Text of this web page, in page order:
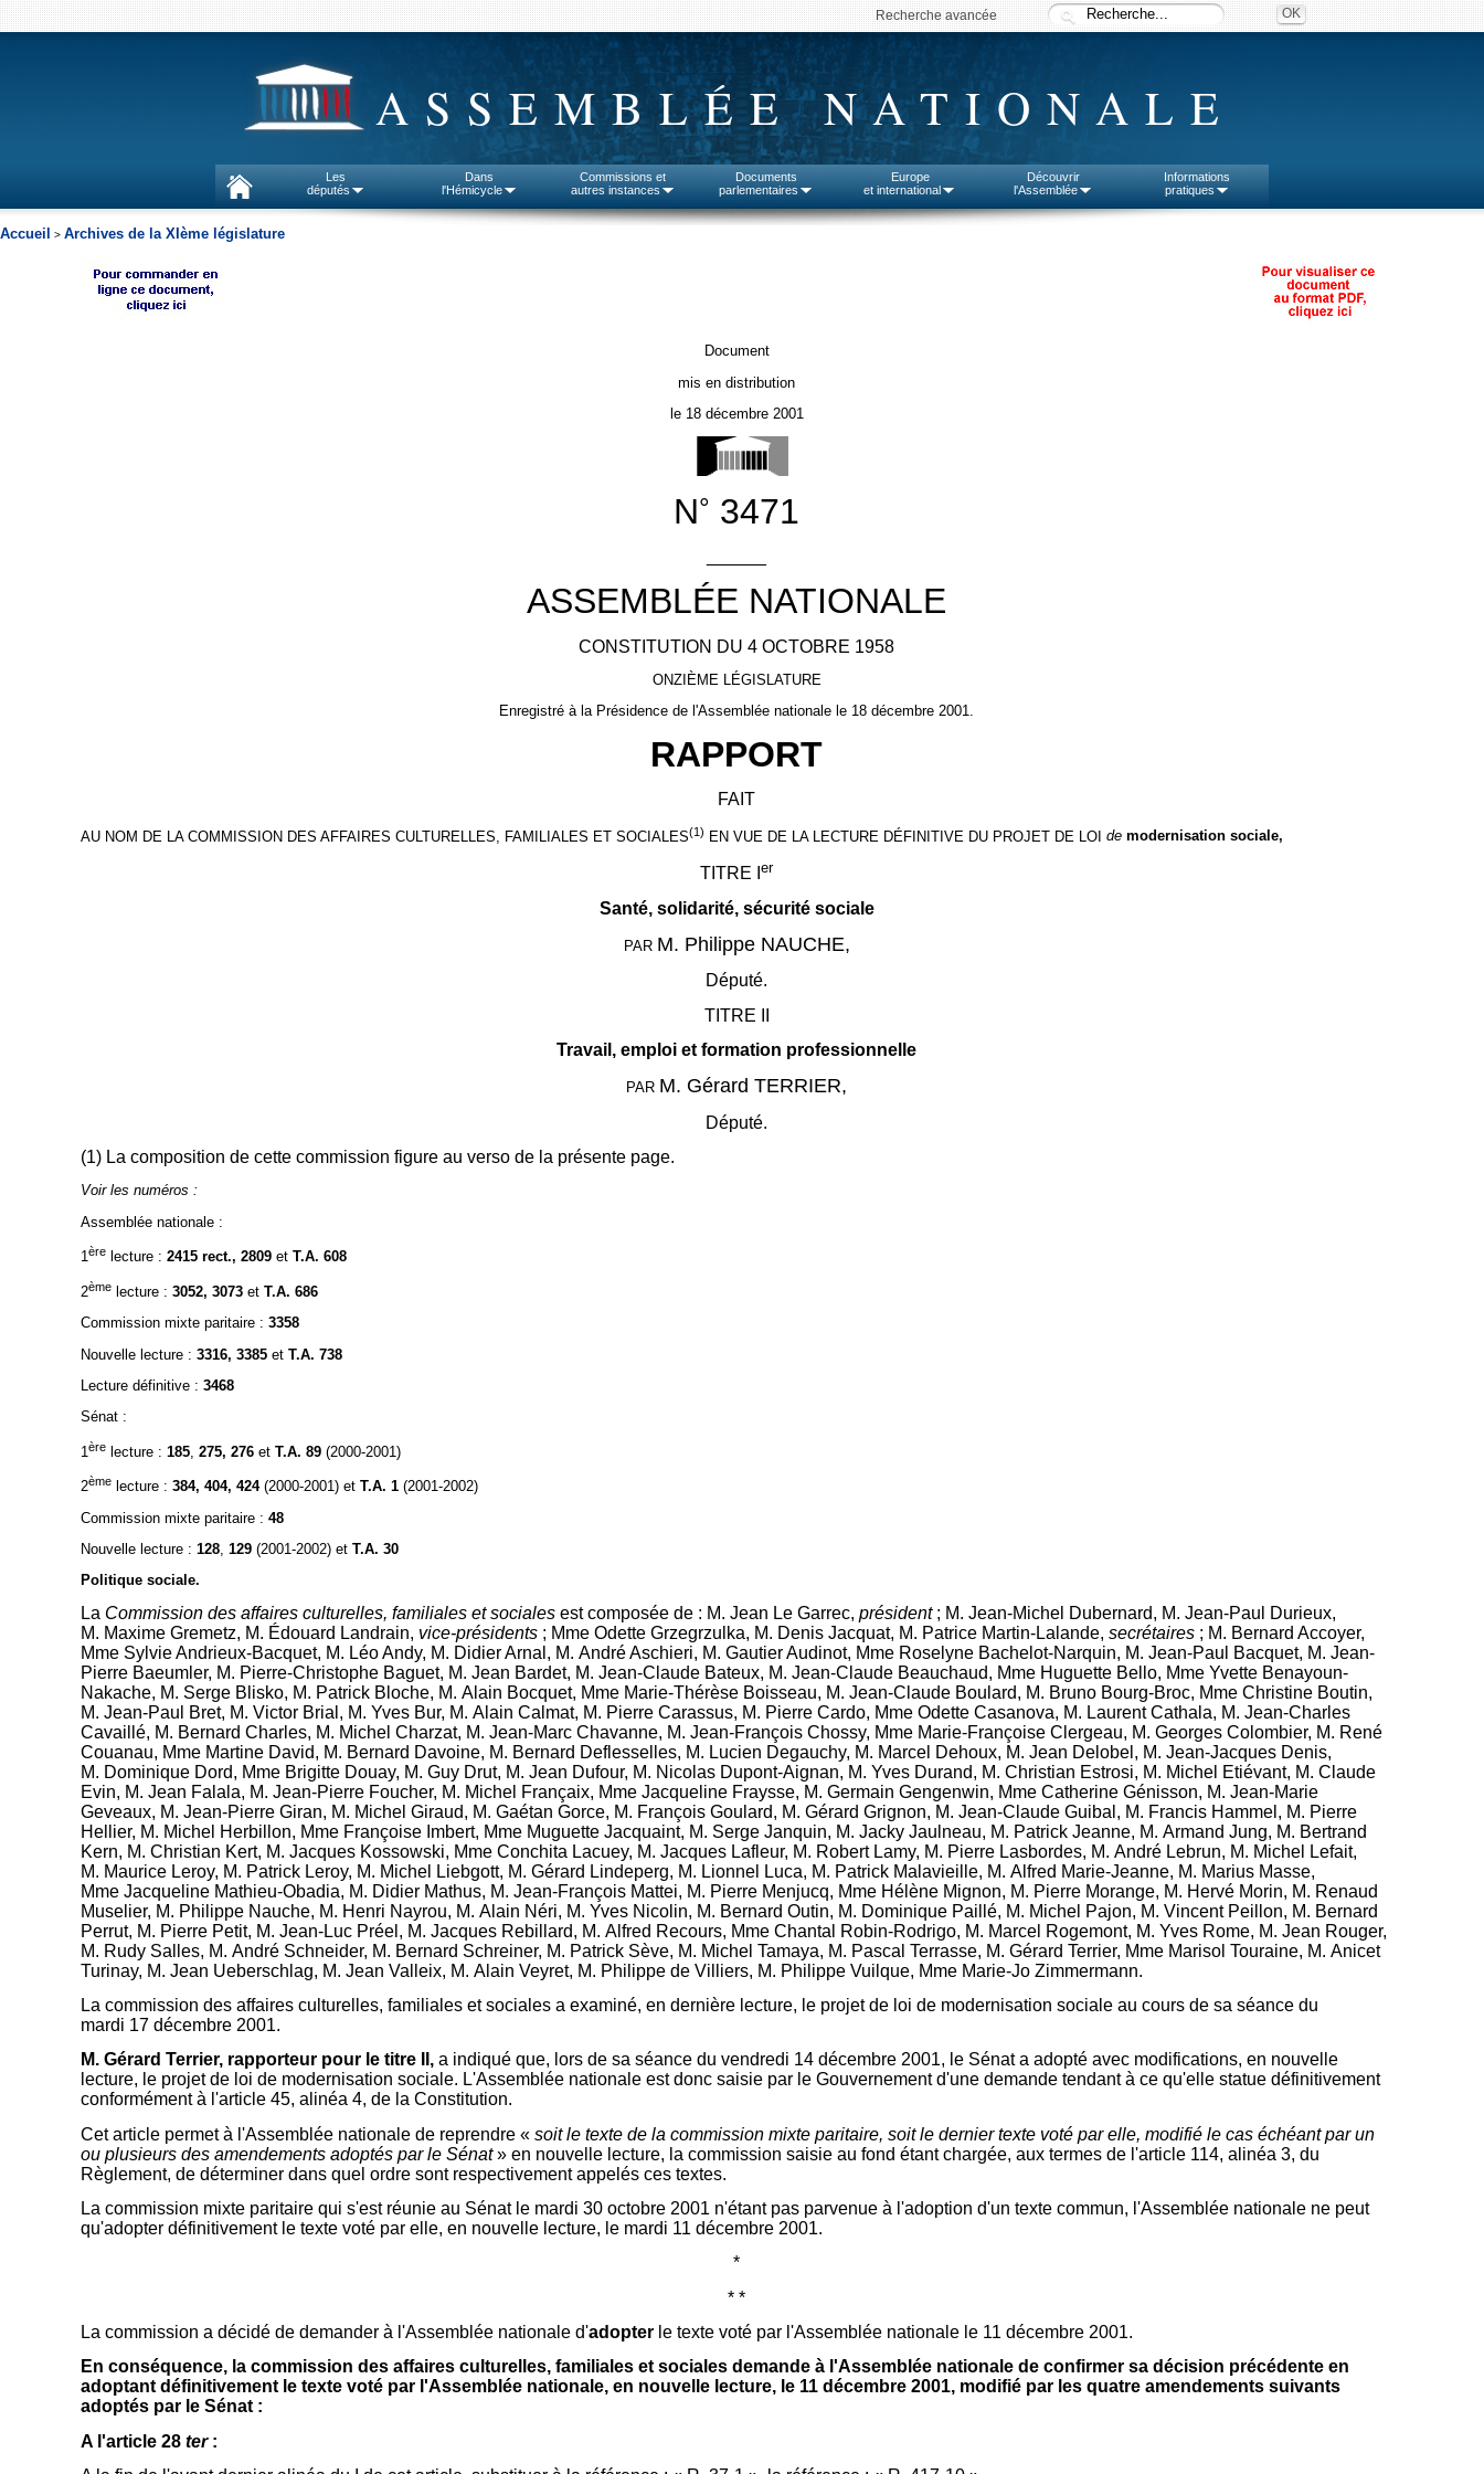
Recherche avancée
ASSEMBLÉE NATIONALE
Les
députés
Dans
l'Hémicycle
Commissions et
autres instances
Documents
parlementaires
Europe
et international
Découvrir
l'Assemblée
Informations
pratiques
Accueil > Archives de la XIème législature
Document
mis en distribution
le 18 décembre 2001
N° 3471
ASSEMBLÉE NATIONALE
CONSTITUTION DU 4 OCTOBRE 1958
ONZIÈME LÉGISLATURE
Enregistré à la Présidence de l'Assemblée nationale le 18 décembre 2001.
RAPPORT
FAIT
AU NOM DE LA COMMISSION DES AFFAIRES CULTURELLES, FAMILIALES ET SOCIALES(1) EN VUE DE LA LECTURE DÉFINITIVE DU PROJET DE LOI demodernisation sociale,
TITRE I er
Santé, solidarité, sécurité sociale
PAR M. Philippe NAUCHE,
Député.
TITRE II
Travail, emploi et formation professionnelle
PAR M. Gérard TERRIER,
Député.
(1) La composition de cette commission figure au verso de la présente page.
Voir les numéros :
Assemblée nationale :
1èrelecture : 2415 rect., 2809 et T.A. 608
2èmelecture : 3052, 3073 et T.A. 686
Commission mixte paritaire : 3358
Nouvelle lecture : 3316, 3385 etT.A. 738
Lecture définitive : 3468
Sénat :
1 èrelecture : 185, 275, 276 et T.A. 89 (2000-2001)
2èmelecture : 384, 404, 424 (2000-2001) et T.A. 1 (2001-2002)
Commission mixte paritaire : 48
Nouvelle lecture : 128, 129(2001-2002) et T.A. 30
Politique sociale.
La Commission des affaires culturelles, familiales et socialesest composée de : M. Jean Le Garrec, président; M. Jean-Michel Dubernard, M. Jean-Paul Durieux,
M. Maxime Gremetz, M. Édouard Landrain, vice-présidents; Mme Odette Grzegrzulka, M. Denis Jacquat, M. Patrice Martin-Lalande, secrétaires; M. Bernard Accoyer,
Mme Sylvie Andrieux-Bacquet, M. Léo Andy, M. Didier Arnal , M. André Aschieri, M. Gautier Audinot, Mme Roselyne Bachelot-Narquin, M. Jean-Paul Bacquet, M. Jean-
Pierre Baeumler, M. Pierre-Christophe Baguet, M. Jean Bardet, M. Jean-Claude Bateux, M. Jean-Claude Beauchaud, Mme Huguette Bello, Mme Yvette Benayoun-
Nakache, M. Serge Blisko, M. Patrick Bloche, M. Alain Bocquet, Mme Marie-Thérèse Boisseau, M. Jean-Claude Boulard, M. Bruno Bourg-Broc, Mme Christine Boutin,
M. Jean-Paul Bret, M. Victor Brial , M. Yves Bur, M. Alain Calmat, M. Pierre Carassus, M. Pierre Cardo, Mme Odette Casanova, M. Laurent Cathala, M. Jean-Charles
Cavaillé, M. Bernard Charles, M. Michel Charzat, M. Jean-Marc Chavanne, M. Jean-François Chossy, Mme Marie-Françoise Clergeau, M. Georges Colombier, M. René
Couanau, Mme Martine David, M. Bernard Davoine, M. Bernard Deflesselles, M. Lucien Degauchy, M. Marcel Dehoux, M. Jean Delobel , M. Jean-Jacques Denis,
M. Dominique Dord, Mme Brigitte Douay, M. Guy Drut, M. Jean Dufour, M. Nicolas Dupont-Aignan, M. Yves Durand, M. Christian Estrosi, M. Michel Etiévant, M. Claude
Evin, M. Jean Falala, M. Jean-Pierre Foucher, M. Michel Françaix, Mme Jacqueline Fraysse, M. Germain Gengenwin, Mme Catherine Génisson, M. Jean-Marie
Geveaux, M. Jean-Pierre Giran, M. Michel Giraud, M. Gaétan Gorce, M. François Goulard, M. Gérard Grignon, M. Jean-Claude Guibal , M. Francis Hammel , M. Pierre
Hellier, M. Michel Herbillon, Mme Françoise Imbert, Mme Muguette Jacquaint, M. Serge Janquin, M. Jacky Jaulneau, M. Patrick Jeanne, M. Armand Jung, M. Bertrand
Kern, M. Christian Kert, M. Jacques Kossowski, Mme Conchita Lacuey, M. Jacques Lafleur, M. Robert Lamy, M. Pierre Lasbordes, M. André Lebrun, M. Michel Lefait,
M. Maurice Leroy, M. Patrick Leroy, M. Michel Liebgott, M. Gérard Lindeperg, M. Lionnel Luca, M. Patrick Malavieille, M. Alfred Marie-Jeanne, M. Marius Masse,
Mme Jacqueline Mathieu-Obadia, M. Didier Mathus, M. Jean-François Mattei, M. Pierre Menjucq, Mme Hélène Mignon, M. Pierre Morange, M. Hervé Morin, M. Renaud
Muselier, M. Philippe Nauche, M. Henri Nayrou, M. Alain Néri, M. Yves Nicolin, M. Bernard Outin, M. Dominique Paillé, M. Michel Pajon, M. Vincent Peillon, M. Bernard
Perrut, M. Pierre Petit, M. Jean-Luc Préel , M. Jacques Rebillard, M. Alfred Recours, Mme Chantal Robin-Rodrigo, M. Marcel Rogemont, M. Yves Rome, M. Jean Rouger,
M. Rudy Salles, M. André Schneider, M. Bernard Schreiner, M. Patrick Sève, M. Michel Tamaya, M. Pascal Terrasse, M. Gérard Terrier, Mme Marisol Touraine, M. Anicet
Turinay, M. Jean Ueberschlag, M. Jean Valleix, M. Alain Veyret, M. Philippe de Villiers, M. Philippe Vuilque, Mme Marie-Jo Zimmermann.
La commission des affaires culturelles, familiales et sociales a examiné, en dernière lecture, le projet de loi de modernisation sociale au cours de sa séance du
mardi 17 décembre 2001.
M. Gérard Terrier, rapporteur pour le titre II, a indiqué que, lors de sa séance du vendredi 14 décembre 2001, le Sénat a adopté avec modifications, en nouvelle
lecture, le projet de loi de modernisation sociale. L'Assemblée nationale est donc saisie par le Gouvernement d'une demande tendant à ce qu'elle statue définitivement
conformément à l'article 45, alinéa 4, de la Constitution.
Cet article permet à l'Assemblée nationale de reprendre « soit le texte de la commission mixte paritaire, soit le dernier texte voté par elle, modifié le cas échéant par un
ou plusieurs des amendements adoptés par le Sénat» en nouvelle lecture, la commission saisie au fond étant chargée, aux termes de l'article 114, alinéa 3, du
Règlement, de déterminer dans quel ordre sont respectivement appelés ces textes.
La commission mixte paritaire qui s'est réunie au Sénat le mardi 30 octobre 2001 n'étant pas parvenue à l'adoption d'un texte commun, l'Assemblée nationale ne peut
qu'adopter définitivement le texte voté par elle, en nouvelle lecture, le mardi 11 décembre 2001.
*
* *
La commission a décidé de demander à l'Assemblée nationale d'adopterle texte voté par l'Assemblée nationale le 11 décembre 2001.
En conséquence, la commission des affaires culturelles, familiales et sociales demande à l'Assemblée nationale de confirmer sa décision précédente en
adoptant définitivement le texte voté par l'Assemblée nationale, en nouvelle lecture, le 11 décembre 2001, modifié par les quatre amendements suivants
adoptés par le Sénat :
A l'article 28 ter :